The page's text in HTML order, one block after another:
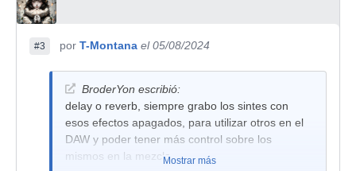
#3 por T-Montana el 05/08/2024
BroderYon escribió:
delay o reverb, siempre grabo los sintes con
esos efectos apagados, para utilizar otros en el
DAW y poder tener más control sobre los
mismos en la mezcla.Mostrar más